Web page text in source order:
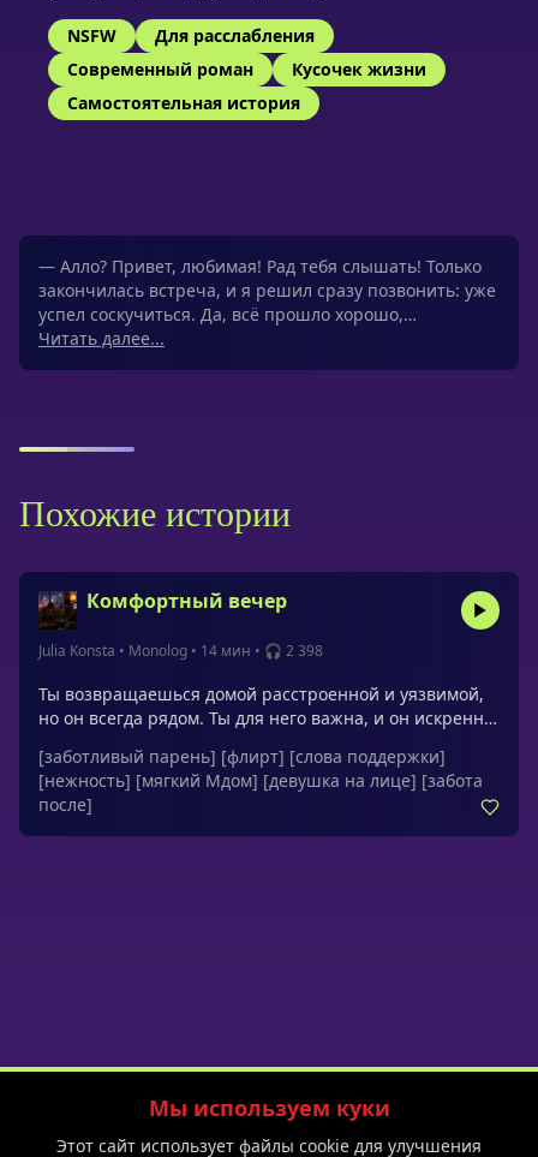
NSFW
Для расслабления
Современный роман
Кусочек жизни
Самостоятельная история
— Алло? Привет, любимая! Рад тебя слышать! Только
закончилась встреча, и я решил сразу позвонить: уже
успел соскучиться. Да, всё прошло хорошо,…
Читать далее...
Похожие истории
Комфортный вечер
Julia Konsta • Monolog • 14 мин • 🎧 2 398
Ты возвращаешься домой расстроенной и уязвимой,
но он всегда рядом. Ты для него важна, и он искренне
перед важным выступлением.Обращения: дорогая,
милая, милая моя, моя маленькая развратница, моя
умничка, моя сладкая, моя хорошая, хорошая девочка,
любимая, малышка, лучшая девушка
[заботливый парень] [флирт] [слова поддержки]
[нежность] [мягкий Мдом] [девушка на лице] [забота
после]
Пользовательское соглашение
F.A.Q.Спешл на 8 марта
Мы используем куки
Этот сайт использует файлы cookie для улучшения